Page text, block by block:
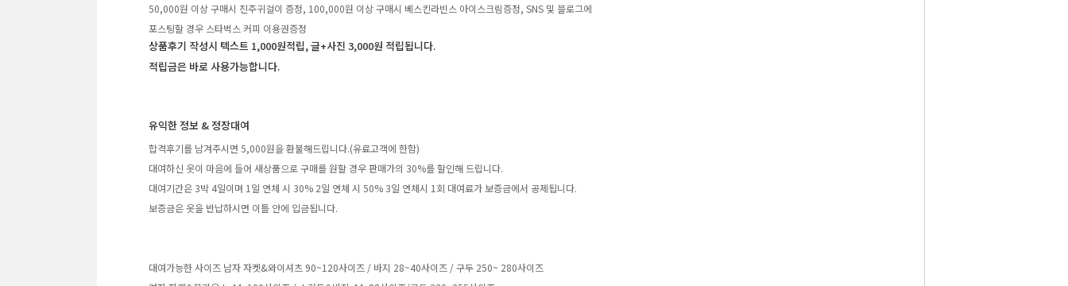
50,000원 이상 구매시 진주귀걸이 증정, 100,000원 이상 구매시 베스킨라빈스 아이스크림증정, SNS 및 블로그에
포스팅할 경우 스타벅스 커피 이용권증정
상품후기 작성시 텍스트 1,000원적립, 글+사진 3,000원 적립됩니다.
적립금은 바로 사용가능합니다.
유익한 정보 & 정장대여
합격후기를 남겨주시면 5,000원을 환불해드립니다.(유료고객에 한함)
대여하신 옷이 마음에 들어 새상품으로 구매를 원할 경우 판매가의 30%를 할인해 드립니다.
대여기간은 3박 4일이며 1일 연체 시 30% 2일 연체 시 50% 3일 연체시 1회 대여료가 보증금에서 공제됩니다.
보증금은 옷을 반납하시면 이틀 안에 입금됩니다.
대여가능한 사이즈 남자 자켓&와이셔츠 90~120사이즈 / 바지 28~40사이즈 / 구두 250~ 280사이즈